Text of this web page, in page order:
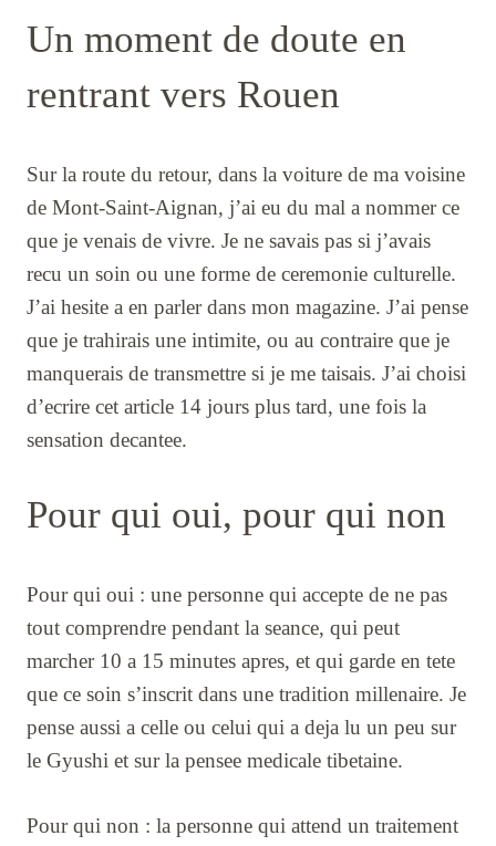
Un moment de doute en
rentrant vers Rouen
Sur la route du retour, dans la voiture de ma voisine
de Mont-Saint-Aignan, j’ai eu du mal a nommer ce
que je venais de vivre. Je ne savais pas si j’avais
recu un soin ou une forme de ceremonie culturelle.
J’ai hesite a en parler dans mon magazine. J’ai pense
que je trahirais une intimite, ou au contraire que je
manquerais de transmettre si je me taisais. J’ai choisi
d’ecrire cet article 14 jours plus tard, une fois la
sensation decantee.
Pour qui oui, pour qui non
Pour qui oui : une personne qui accepte de ne pas
tout comprendre pendant la seance, qui peut
marcher 10 a 15 minutes apres, et qui garde en tete
que ce soin s’inscrit dans une tradition millenaire. Je
pense aussi a celle ou celui qui a deja lu un peu sur
le Gyushi et sur la pensee medicale tibetaine.
Pour qui non : la personne qui attend un traitement